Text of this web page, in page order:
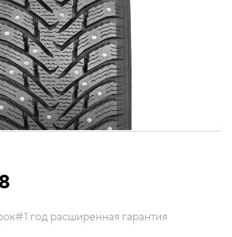
#1 год расширенная гарантия